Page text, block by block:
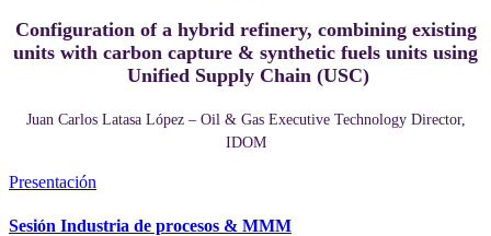
Configuration of a hybrid refinery, combining existing
units with carbon capture & synthetic fuels units using
Unified Supply Chain (USC)
Juan Carlos Latasa López – Oil & Gas Executive Technology Director,
IDOM
Presentación
Sesión Industria de procesos & MMM